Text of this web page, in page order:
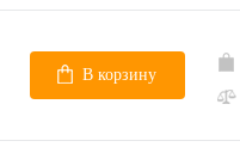
В корзину